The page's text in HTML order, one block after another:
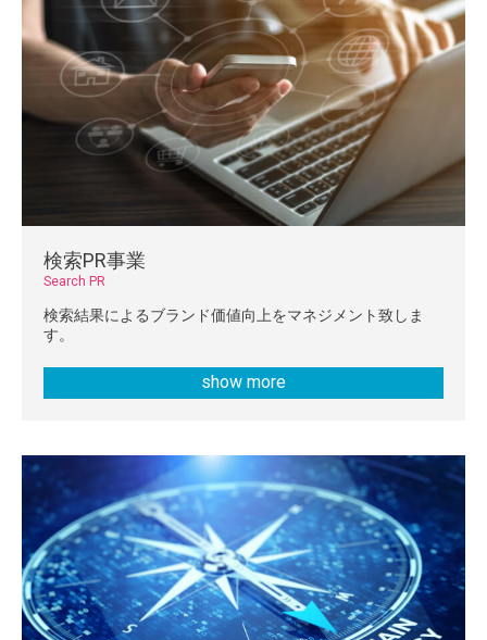
検索PR事業
Search PR
検索結果によるブランド価値向上をマネジメント致しま
す。
show more